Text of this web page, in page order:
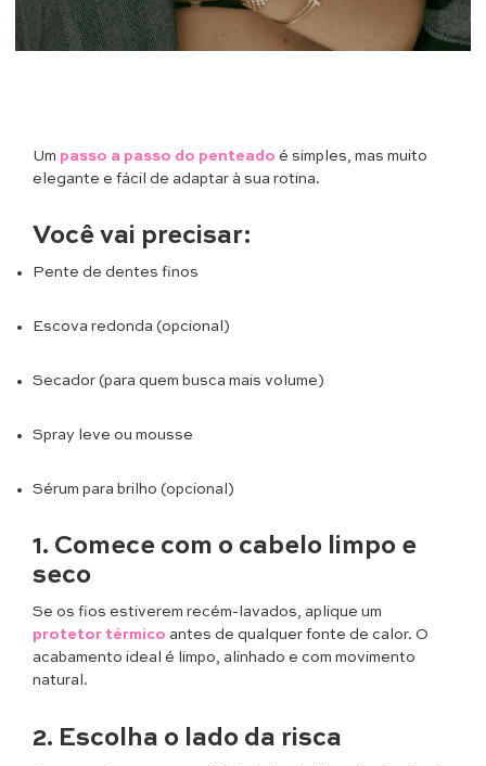
Um passo a passo do penteado é simples, mas muito
elegante e fácil de adaptar à sua rotina.
Você vai precisar:
Pente de dentes finos
Escova redonda (opcional)
Secador (para quem busca mais volume)
Spray leve ou mousse
Sérum para brilho (opcional)
1. Comece com o cabelo limpo e
seco
Se os fios estiverem recém-lavados, aplique um
protetor térmico antes de qualquer fonte de calor. O
acabamento ideal é limpo, alinhado e com movimento
natural.
2. Escolha o lado da risca